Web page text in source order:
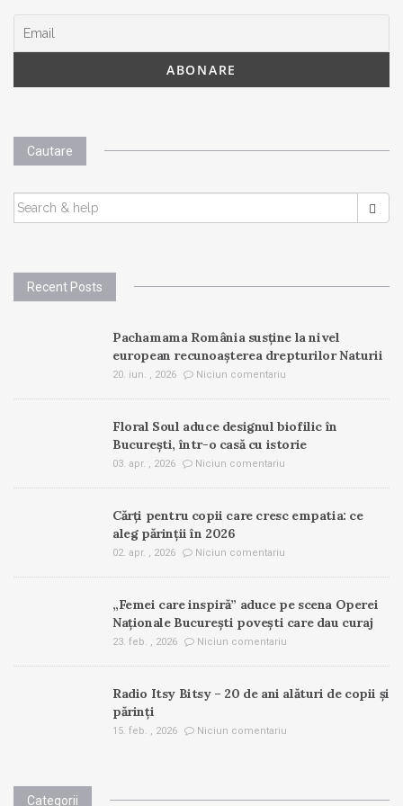
Cautare
SEARCH
FOR:
Recent Posts
Pachamama România susține la nivel
european recunoașterea drepturilor Naturii
20. iun. , 2026 Niciun comentariu
Floral Soul aduce designul biofilic în
București, într-o casă cu istorie
03. apr. , 2026 Niciun comentariu
Cărți pentru copii care cresc empatia: ce
aleg părinții în 2026
02. apr. , 2026 Niciun comentariu
„Femei care inspiră” aduce pe scena Operei
Naționale București povești care dau curaj
23. feb. , 2026 Niciun comentariu
Radio Itsy Bitsy – 20 de ani alături de copii și
părinți
15. feb. , 2026 Niciun comentariu
Categorii